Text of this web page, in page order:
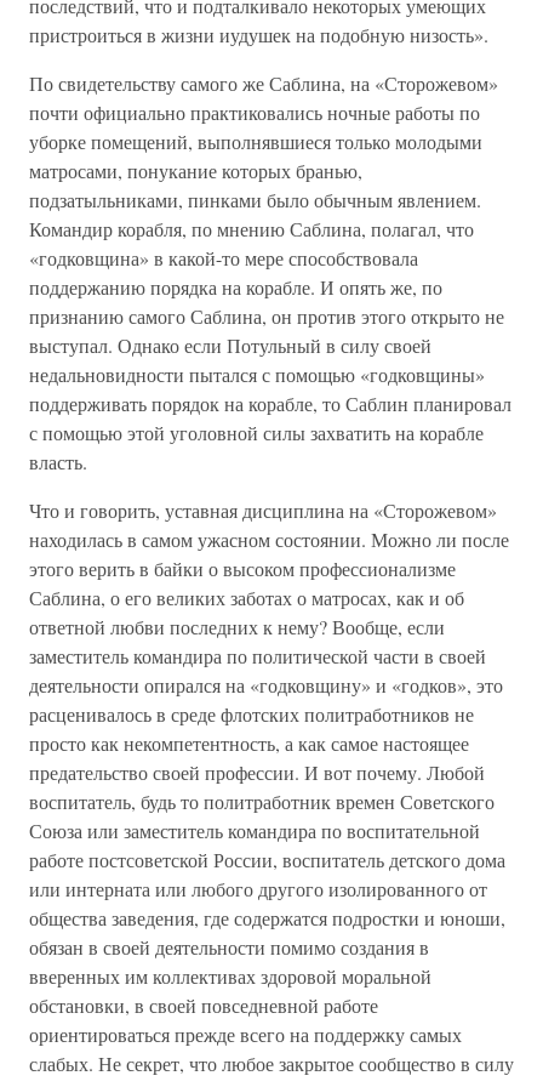
последствий, что и подталкивало некоторых умеющих
пристроиться в жизни иудушек на подобную низость».
По свидетельству самого же Саблина, на «Сторожевом»
почти официально практиковались ночные работы по
уборке помещений, выполнявшиеся только молодыми
матросами, понукание которых бранью,
подзатыльниками, пинками было обычным явлением.
Командир корабля, по мнению Саблина, полагал, что
«годковщина» в какой-то мере способствовала
поддержанию порядка на корабле. И опять же, по
признанию самого Саблина, он против этого открыто не
выступал. Однако если Потульный в силу своей
недальновидности пытался с помощью «годковщины»
поддерживать порядок на корабле, то Саблин планировал
с помощью этой уголовной силы захватить на корабле
власть.
Что и говорить, уставная дисциплина на «Сторожевом»
находилась в самом ужасном состоянии. Можно ли после
этого верить в байки о высоком профессионализме
Саблина, о его великих заботах о матросах, как и об
ответной любви последних к нему? Вообще, если
заместитель командира по политической части в своей
деятельности опирался на «годковщину» и «годков», это
расценивалось в среде флотских политработников не
просто как некомпетентность, а как самое настоящее
предательство своей профессии. И вот почему. Любой
воспитатель, будь то политработник времен Советского
Союза или заместитель командира по воспитательной
работе постсоветской России, воспитатель детского дома
или интерната или любого другого изолированного от
общества заведения, где содержатся подростки и юноши,
обязан в своей деятельности помимо создания в
вверенных им коллективах здоровой моральной
обстановки, в своей повседневной работе
ориентироваться прежде всего на поддержку самых
слабых. Не секрет, что любое закрытое сообщество в силу